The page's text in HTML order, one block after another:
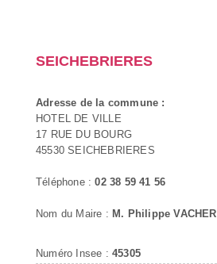
SEICHEBRIERES
Adresse de la commune :
HOTEL DE VILLE
17 RUE DU BOURG
45530 SEICHEBRIERES
Téléphone :02 38 59 41 56
Nom du Maire : M. Philippe VACHER
Numéro Insee : 45305